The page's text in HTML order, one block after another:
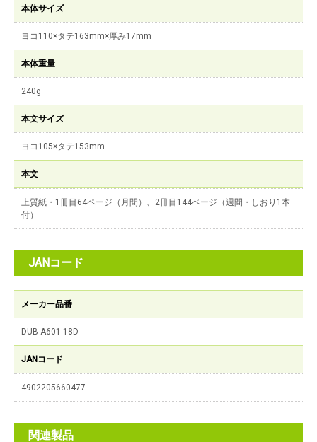
本体サイズ
ヨコ110×タテ163mm×厚み17mm
本体重量
240g
本文サイズ
ヨコ105×タテ153mm
本文
上質紙・1冊目64ページ（月間）、2冊目144ページ（週間・しおり1本
付）
JANコード
メーカー品番
DUB-A601-18D
JANコード
4902205660477
関連製品